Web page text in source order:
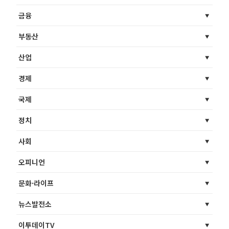
금융
부동산
산업
경제
국제
정치
사회
오피니언
문화·라이프
뉴스발전소
이투데이TV